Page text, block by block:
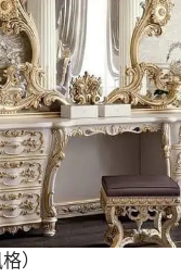
）